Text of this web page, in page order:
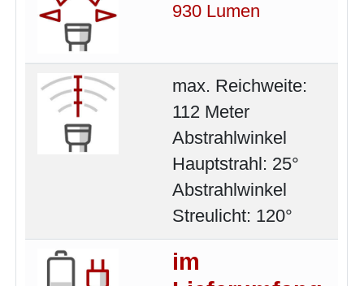
930 Lumen
max. Reichweite:
112 Meter
Abstrahlwinkel
Hauptstrahl: 25°
Abstrahlwinkel
Streulicht: 120°
im